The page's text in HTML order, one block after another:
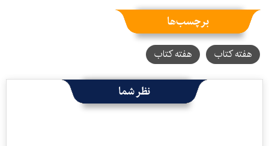
برچسب‌ها
هفته کتاب هفته کتاب
نظر شما